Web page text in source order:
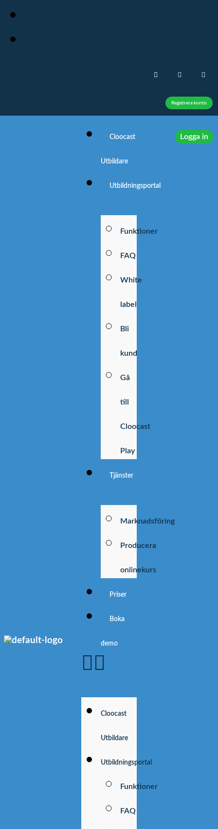
Registrera konto
Cloocast
Utbildare
Utbildningsportal
Funktioner
FAQ
White
label
Bli
kund
Gå
till
Cloocast
Play
Tjänster
Marknadsföring
Producera
onlinekurs
Priser
Boka
demo
Cloocast
Utbildare
Utbildningsportal
Funktioner
FAQ
Logga in